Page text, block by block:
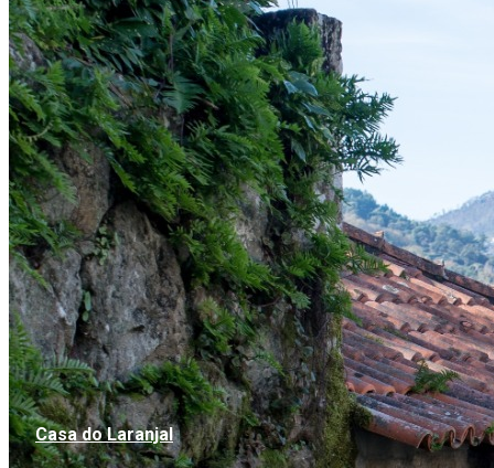
Casa do Laranjal